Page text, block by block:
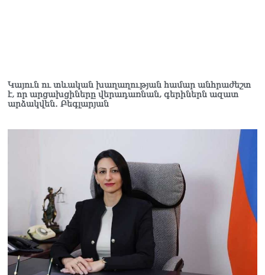
Կայուն ու տևական խաղաղության համար անհրաժեշտ
է, որ արցախցիները վերադառնան, գերիներն ազատ
արձակվեն․ Բեգլարյան